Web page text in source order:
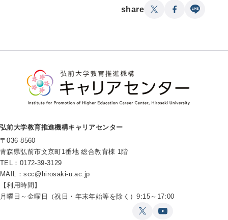
share
弘前大学教育推進機構キャリアセンター
〒036-8560
青森県弘前市文京町1番地 総合教育棟 1階
TEL：0172-39-3129
MAIL：scc@hirosaki-u.ac.jp
【利用時間】
月曜日～金曜日（祝日・年末年始等を除く）9:15～17:00